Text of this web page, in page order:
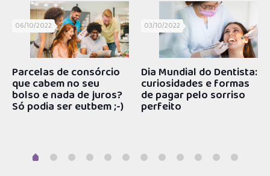
06/10/2022
Parcelas de consórcio
que cabem no seu
bolso e nada de juros?
Só podia ser eutbem ;-)
03/10/2022
Dia Mundial do Dentista:
curiosidades e formas
de pagar pelo sorriso
perfeito
Mais lidas
06/10/2022
Parcelas de consórcio
que cabem no seu
bolso e nada de juros?
Só podia ser eutbem ;-)
03/10/2022
Dia Mundial do Dentista:
curiosidades e formas
de pagar pelo sorriso
perfeito